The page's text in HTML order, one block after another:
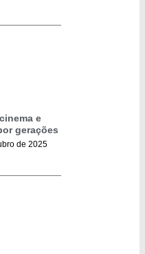
e
gerações
de 2025